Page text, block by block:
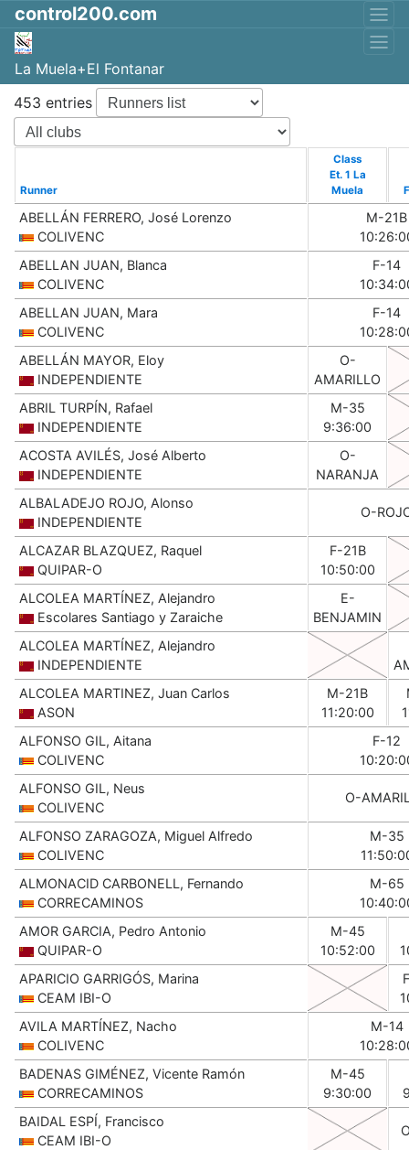
control200.com
La Muela+El Fontanar
453 entries
Runner
Class
Et. 1 La
Muela
ABELLÁN FERRERO, José Lorenzo
COLIVENC
M-21B
ABELLAN JUAN, Blanca
COLIVENC
F-14
ABELLAN JUAN, Mara
COLIVENC
F-14
ABELLÁN MAYOR, Eloy
INDEPENDIENTE
O-
AMARILLO
ABRIL TURPÍN, Rafael
INDEPENDIENTE
M-35
9:36:00
ACOSTA AVILÉS, José Alberto
INDEPENDIENTE
O-
NARANJA
ALBALADEJO ROJO, Alonso
INDEPENDIENTE
O-
ALCAZAR BLAZQUEZ, Raquel
QUIPAR-O
F-21B
10:50:00
ALCOLEA MARTÍNEZ, Alejandro
Escolares Santiago y Zaraiche
E-
BENJAMIN
ALCOLEA MARTÍNEZ, Alejandro
INDEPENDIENTE
ALCOLEA MARTINEZ, Juan Carlos
ASON
M-21B
11:20:00
ALFONSO GIL, Aitana
COLIVENC
F-12
ALFONSO GIL, Neus
COLIVENC
O-
ALFONSO ZARAGOZA, Miguel Alfredo
COLIVENC
M-35
ALMONACID CARBONELL, Fernando
CORRECAMINOS
M-65
AMOR GARCIA, Pedro Antonio
QUIPAR-O
M-45
10:52:00
APARICIO GARRIGÓS, Marina
CEAM IBI-O
AVILA MARTÍNEZ, Nacho
COLIVENC
M-14
BADENAS GIMÉNEZ, Vicente Ramón
CORRECAMINOS
M-45
9:30:00
BAIDAL ESPÍ, Francisco
CEAM IBI-O